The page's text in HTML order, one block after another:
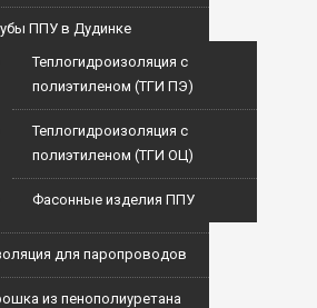
ППУ в Дудинке
Теплогидроизоляция с
полиэтиленом (ТГИ ПЭ)
Теплогидроизоляция с
полиэтиленом (ТГИ ОЦ)
Фасонные изделия ППУ
для паропроводов
из пенополиуретана